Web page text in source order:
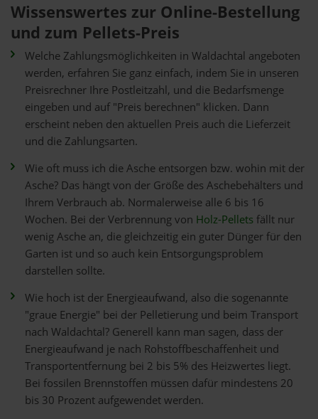
Wissenswertes zur Online-Bestellung
und zum Pellets-Preis
Welche Zahlungsmöglichkeiten in Waldachtal angeboten
werden, erfahren Sie ganz einfach, indem Sie in unseren
Preisrechner Ihre Postleitzahl, und die Bedarfsmenge
eingeben und auf "Preis berechnen" klicken. Dann
erscheint neben den aktuellen Preis auch die Lieferzeit
und die Zahlungsarten.
Wie oft muss ich die Asche entsorgen bzw. wohin mit der
Asche? Das hängt von der Größe des Aschebehälters und
Ihrem Verbrauch ab. Normalerweise alle 6 bis 16
Wochen. Bei der Verbrennung von Holz-Pelletsfällt nur
wenig Asche an, die gleichzeitig ein guter Dünger für den
Garten ist und so auch kein Entsorgungsproblem
darstellen sollte.
Wie hoch ist der Energieaufwand, also die sogenannte
"graue Energie" bei der Pelletierung und beim Transport
nach Waldachtal? Generell kann man sagen, dass der
Energieaufwand je nach Rohstoffbeschaffenheit und
Transportentfernung bei 2 bis 5% des Heizwertes liegt.
Bei fossilen Brennstoffen müssen dafür mindestens 20
bis 30 Prozent aufgewendet werden.